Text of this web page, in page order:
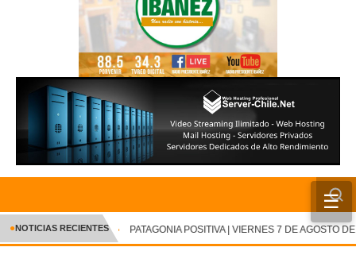
☰
INICIO
CRÓNICA
●NOTICIAS RECIENTES PATAGONIA POSITIVA | VIERNES 7 DE AGOSTO DE